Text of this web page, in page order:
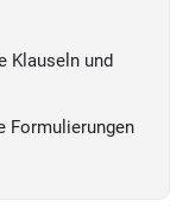
Klauseln und
Formulierungen